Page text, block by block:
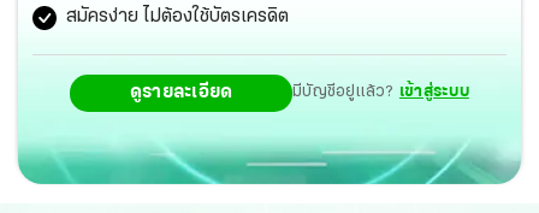
สมัครง่าย ไม่ต้องใช้บัตรเครดิต
ดูรายละเอียด มีบัญชีอยู่แล้ว? เข้าสู่ระบบ